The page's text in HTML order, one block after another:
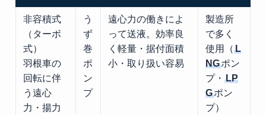
非容積式
（ターボ
式）
羽根車の
回転に伴
う遠心
力・揚力
う
ず
巻
ポ
ン
プ
遠心力の働きによ
って送液。効率良
く軽量・据付面積
小・取り扱い容易
製造所
で多く
使用（ L
NGポン
プ・ LP
Gポン
プ）